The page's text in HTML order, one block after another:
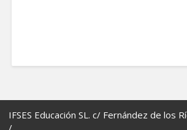
IFSES Educación SL. c/ Fernández de los